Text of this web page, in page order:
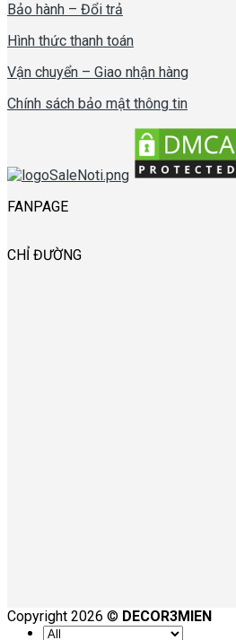
Bảo hành – Đổi trả
Hình thức thanh toán
Vận chuyển – Giao nhận hàng
Chính sách bảo mật thông tin
FANPAGE
CHỈ ĐƯỜNG
Copyright 2026 © DECOR3MIEN